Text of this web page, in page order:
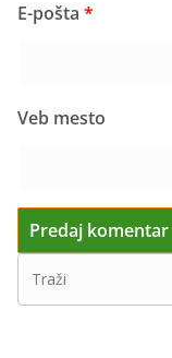
E-pošta *
Veb mesto